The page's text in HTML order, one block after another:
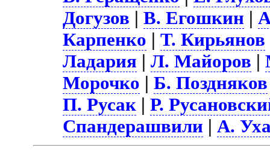
Догузов |В. Егошкин |
Карпенко |Т. Кирьянов
Ладария |Л. Майоров |
Морочко |Б. Поздняков
П. Русак |Р.
Спандерашвили |А.